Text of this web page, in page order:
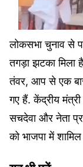
लोकसभा चुनाव से
तगड़ा झटका मिला
तंवर, आप से एक बार
गए हैं. केंद्रीय
सचदेवा और नेता
को भाजपा में